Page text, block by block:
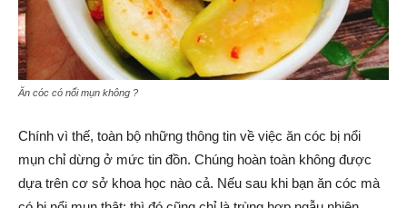
Ăn cóc có nổi mụn không ?
Chính vì thế, toàn bộ những thông tin về việc ăn cóc bị nổi
mụn chỉ dừng ở mức tin đồn. Chúng hoàn toàn không được
dựa trên cơ sở khoa học nào cả. Nếu sau khi bạn ăn cóc mà